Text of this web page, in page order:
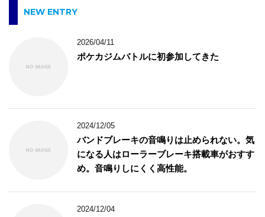
NEW ENTRY
2026/04/11
ポケカジムバトルに初参加してきた
2024/12/05
バンドブレーキの音鳴りは止められない。気
になる人はローラーブレーキ搭載車がおすす
め。音鳴りしにくく高性能。
2024/12/04